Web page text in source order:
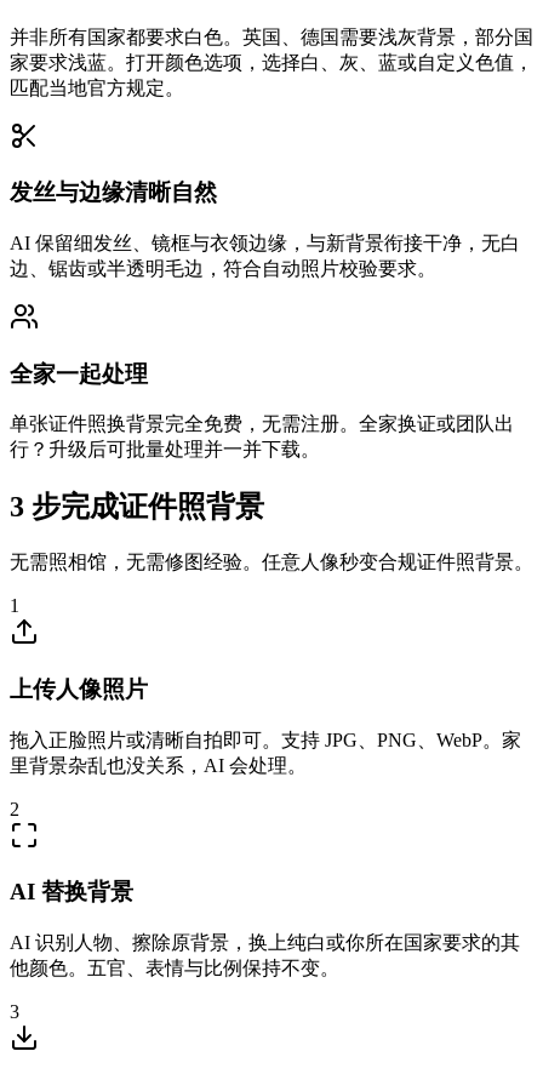
并非所有国家都要求白色。英国、德国需要浅灰背景，部分国
家要求浅蓝。打开颜色选项，选择白、灰、蓝或自定义色值，
匹配当地官方规定。
发丝与边缘清晰自然
AI 保留细发丝、镜框与衣领边缘，与新背景衔接干净，无白
边、锯齿或半透明毛边，符合自动照片校验要求。
全家一起处理
单张证件照换背景完全免费，无需注册。全家换证或团队出
行？升级后可批量处理并一并下载。
3 步完成证件照背景
无需照相馆，无需修图经验。任意人像秒变合规证件照背景。
1
上传人像照片
拖入正脸照片或清晰自拍即可。支持 JPG、PNG、WebP。家
里背景杂乱也没关系，AI 会处理。
2
AI 替换背景
AI 识别人物、擦除原背景，换上纯白或你所在国家要求的其
他颜色。五官、表情与比例保持不变。
3